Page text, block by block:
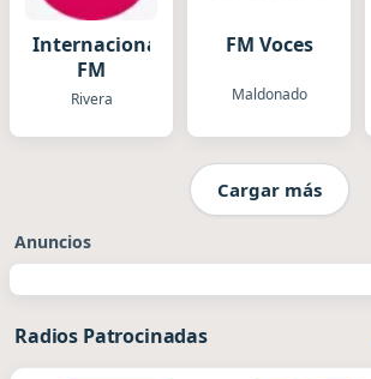
Internacional
FM
Rivera
FM Voces
Maldonado
Cargar más
Anuncios
Radios Patrocinadas